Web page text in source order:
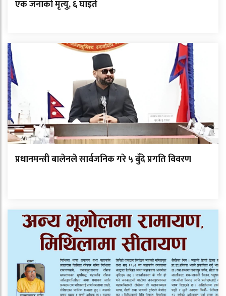
एक जनाको मृत्यु, ६ घाइते
प्रधानमन्त्री बालेनले सार्वजनिक गरे ५ बुँदे प्रगति विवरण